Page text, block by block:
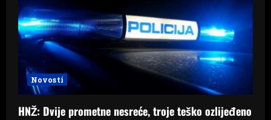
Novosti
HNŽ: Dvije prometne nesreće, troje teško ozlijeđeno